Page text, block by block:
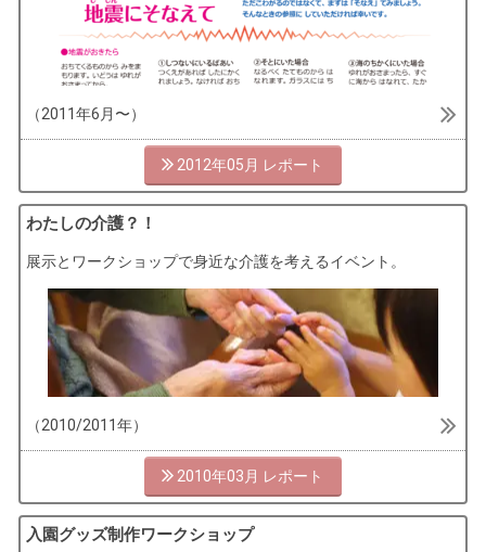
（2011年6月〜）
2012年05月
わたしの介護？！
展示とワークショップで身近な介護を考えるイベント。
（2010/2011年）
2010年03月
入園グッズ制作ワークショップ